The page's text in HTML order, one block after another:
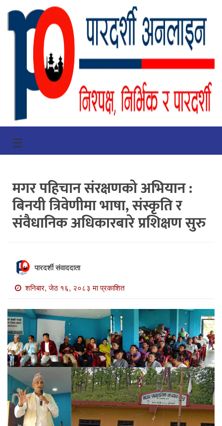
गृहपृष्ठ
भिडियो
प्रमुख
खबर
समाचार
माडी
खबर
☰
मगर पहिचान संरक्षणको अभियान :
बिनयी त्रिवेणीमा भाषा, संस्कृति र
संवैधानिक अधिकारबारे प्रशिक्षण सुरु
पारदर्शी संवाददाता
शनिबार, जेठ १६, २०८३ मा प्रकाशित